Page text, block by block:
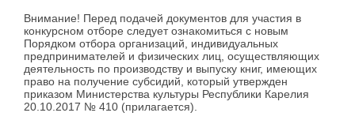
Внимание! Перед подачей документов для участия в
конкурсном отборе следует ознакомиться с новым
Порядком отбора организаций, индивидуальных
предпринимателей и физических лиц, осуществляющих
деятельность по производству и выпуску книг, имеющих
право на получение субсидий, который утвержден
приказом Министерства культуры Республики Карелия
20.10.2017 № 410 (прилагается).